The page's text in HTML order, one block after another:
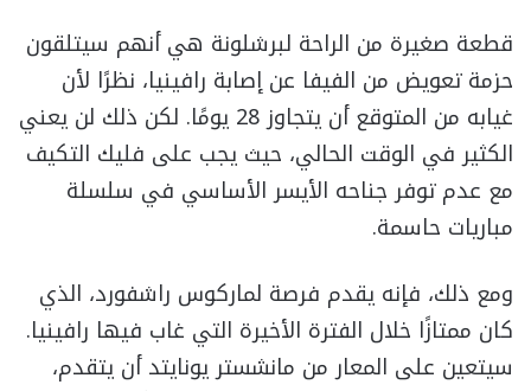
قطعة صغيرة من الراحة لبرشلونة هي أنهم سيتلقون
حزمة تعويض من الفيفا عن إصابة رافينيا، نظرًا لأن
غيابه من المتوقع أن يتجاوز 28 يومًا. لكن ذلك لن يعني
الكثير في الوقت الحالي، حيث يجب على فليك التكيف
مع عدم توفر جناحه الأيسر الأساسي في سلسلة
مباريات حاسمة.
ومع ذلك، فإنه يقدم فرصة لماركوس راشفورد، الذي
كان ممتازًا خلال الفترة الأخيرة التي غاب فيها رافينيا.
سيتعين على المعار من مانشستر يونايتد أن يتقدم،